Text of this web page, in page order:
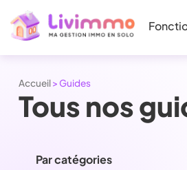
Accueil> Guides
Tous nos
Par catégories